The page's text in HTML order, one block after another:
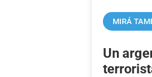
MIRÁ
Un